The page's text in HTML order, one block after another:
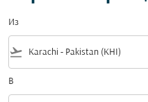
Из
flight_takeoff
В